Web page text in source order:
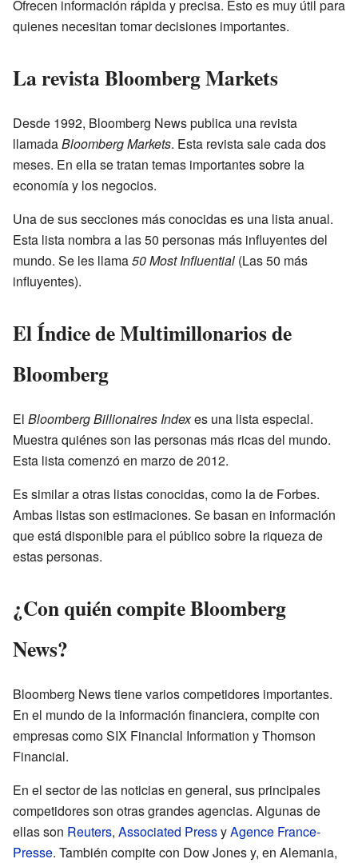
Ofrecen información rápida y precisa. Esto es muy útil para
quienes necesitan tomar decisiones importantes.
La revista Bloomberg Markets
Desde 1992, Bloomberg News publica una revista
llamadaBloomberg Markets. Esta revista sale cada dos
meses. En ella se tratan temas importantes sobre la
economía y los negocios.
Una de sus secciones más conocidas es una lista anual.
Esta lista nombra a las 50 personas más influyentes del
mundo. Se les llama50 Most Influential (Las 50 más
influyentes).
El Índice de Multimillonarios de
Bloomberg
El Bloomberg Billionaires Indexes una lista especial.
Muestra quiénes son las personas más ricas del mundo.
Esta lista comenzó en marzo de 2012.
Es similar a otras listas conocidas, como la de Forbes.
Ambas listas son estimaciones. Se basan en información
que está disponible para el público sobre la riqueza de
estas personas.
¿Con quién compite Bloomberg
News?
Bloomberg News tiene varios competidores importantes.
En el mundo de la información financiera, compite con
empresas como SIX Financial Information y Thomson
Financial.
En el sector de las noticias en general, sus principales
competidores son otras grandes agencias. Algunas de
ellas son Reuters, Associated PressyAgence France-
Presse. También compite con Dow Jones y, en Alemania,